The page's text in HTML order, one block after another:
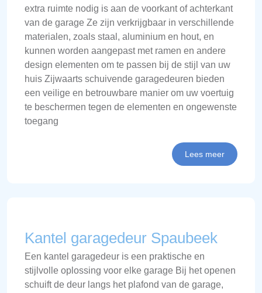
extra ruimte nodig is aan de voorkant of achterkant
van de garage Ze zijn verkrijgbaar in verschillende
materialen, zoals staal, aluminium en hout, en
kunnen worden aangepast met ramen en andere
design elementen om te passen bij de stijl van uw
huis Zijwaarts schuivende garagedeuren bieden
een veilige en betrouwbare manier om uw voertuig
te beschermen tegen de elementen en ongewenste
toegang
Lees meer
Kantel garagedeur Spaubeek
Een kantel garagedeur is een praktische en
stijlvolle oplossing voor elke garage Bij het openen
schuift de deur langs het plafond van de garage,